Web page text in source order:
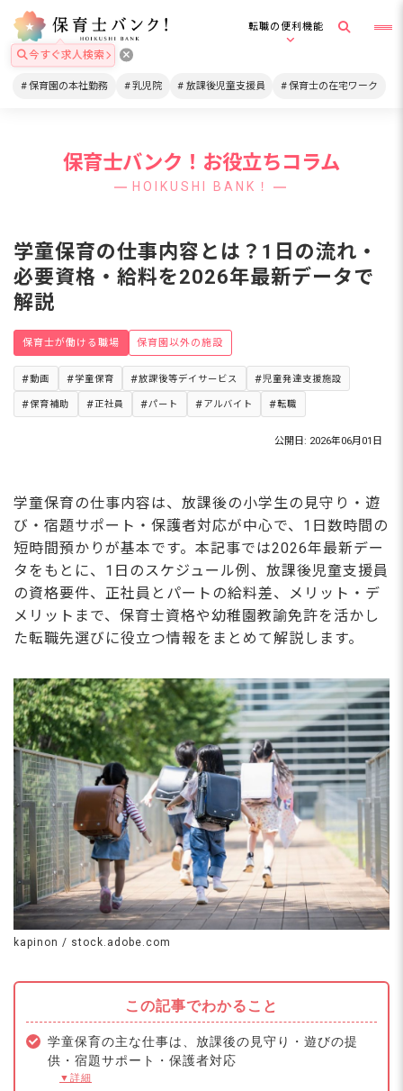
転職の便利機能
今すぐ求人検索
保育園の本社勤務 乳児院 放課後児童支援員 保育士の在宅ワーク
保育士バンク！お役立ちコラム
HOIKUSHI BANK！
学童保育の仕事内容とは？1日の流れ・
必要資格・給料を2026年最新データで
解説
保育士が働ける職場 保育園以外の施設
動画 学童保育 放課後等デイサービス 児童発達支援施設
保育補助 正社員 パート アルバイト 転職
公開日: 2026年06月01日
学童保育の仕事内容は、放課後の小学生の見守り・遊
び・宿題サポート・保護者対応が中心で、1日数時間の
短時間預かりが基本です。本記事では2026年最新デー
タをもとに、1日のスケジュール例、放課後児童支援員
の資格要件、正社員とパートの給料差、メリット・デ
メリットまで、保育士資格や幼稚園教諭免許を活かし
た転職先選びに役立つ情報をまとめて解説します。
kapinon / stock.adobe.com
この記事でわかること
学童保育の主な仕事は、放課後の見守り・遊びの提
供・宿題サポート・保護者対応
▼詳細